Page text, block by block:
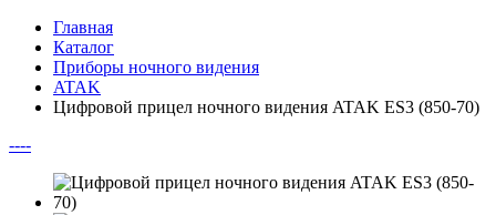
Главная
Каталог
Приборы ночного видения
ATAK
Цифровой прицел ночного видения ATAK ES3 (850-70)
----